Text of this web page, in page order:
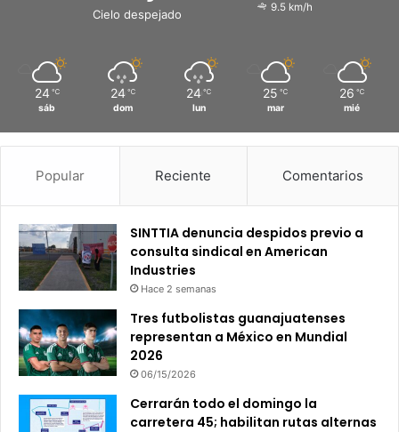
Cielo despejado
9.5 km/h
24 ℃
sáb
24 ℃
dom
24 ℃
lun
25 ℃
mar
26 ℃
mié
Popular Reciente Comentarios
SINTTIA denuncia despidos previo a
consulta sindical en American
Industries
Hace 2 semanas
Tres futbolistas guanajuatenses
representan a México en Mundial
2026
06/15/2026
Cerrarán todo el domingo la
carretera 45; habilitan rutas alternas